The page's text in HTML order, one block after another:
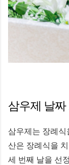
삼우제 날짜
삼우제는 장례식
산은 장례식을
세 번째 날을 선